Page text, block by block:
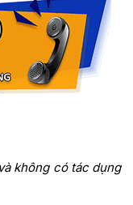
không có tác dụng